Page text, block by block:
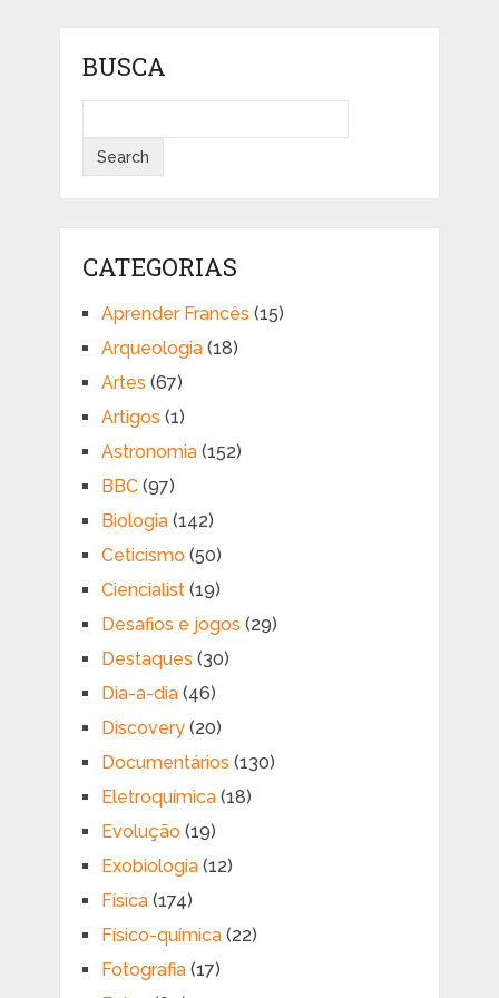
BUSCA
CATEGORIAS
Aprender Francês (15)
Arqueologia(18)
Artes (67)
Artigos (1)
Astronomia(152)
BBC(97)
Biologia(142)
Ceticismo (50)
Ciencialist(19)
Desafios e jogos (29)
Destaques (30)
Dia-a-dia(46)
Discovery(20)
Documentários (130)
Eletroquímica(18)
Evolução (19)
Exobiologia(12)
Física(174)
Físico-química(22)
Fotografia(17)